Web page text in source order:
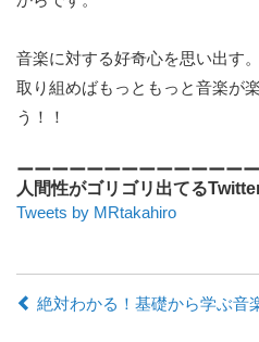
音楽に対する好奇心を思い出す
取り組めばもっともっと音楽が
う！！
ーーーーーーーーーーーーー
人間性がゴリゴリ出てる
Tweets by MRtakahiro
絶対わかる！基礎から学ぶ音